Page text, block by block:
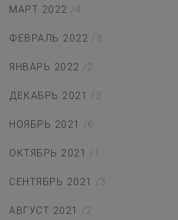
МАРТ 2022 /4
ФЕВРАЛЬ 2022 /3
ЯНВАРЬ 2022 /2
ДЕКАБРЬ 2021 /3
НОЯБРЬ 2021 /6
ОКТЯБРЬ 2021 /1
СЕНТЯБРЬ 2021 /3
АВГУСТ 2021 /2